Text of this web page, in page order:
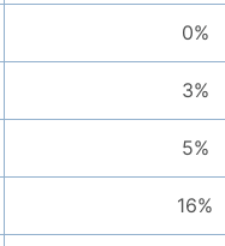
0%
3%
5%
16%